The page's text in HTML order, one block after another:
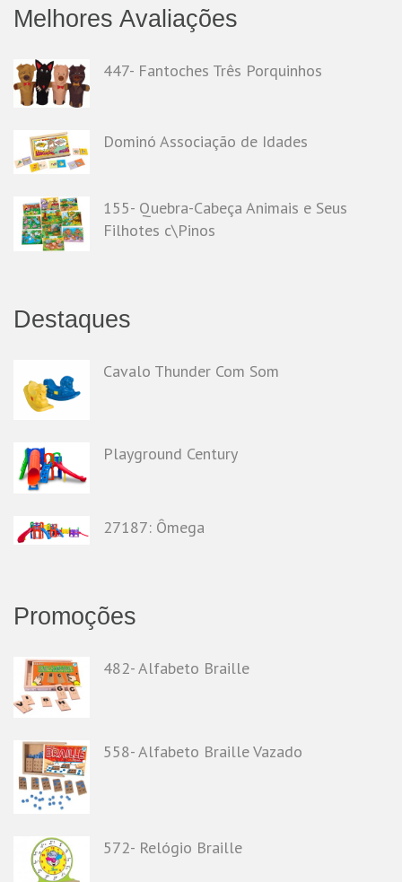
Melhores Avaliações
447- Fantoches Três Porquinhos
Dominó Associação de Idades
155- Quebra-Cabeça Animais e Seus
Filhotes c\Pinos
Destaques
Cavalo Thunder Com Som
Playground Century
27187: Ômega
Promoções
482- Alfabeto Braille
558- Alfabeto Braille Vazado
572- Relógio Braille